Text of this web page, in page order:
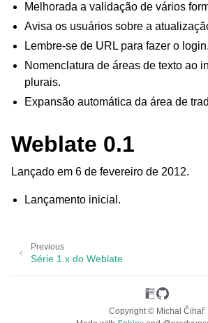
Melhorada a validação de vários
Avisa os usuários sobre a
Lembre-se de URL para fazer o login.
Nomenclatura de áreas de texto ao
plurais.
Expansão automática da área de
Weblate 0.1
Lançado em 6 de fevereiro de 2012.
Lançamento inicial.
Previous
Série 1.x do Weblate
Copyright © Michal Čihař